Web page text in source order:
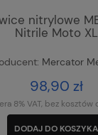
nitrylowe
Nitrile Moto XL
Mercator
98,90 zł
8% VAT, bez kosztów
DODAJ DO KOSZYKA